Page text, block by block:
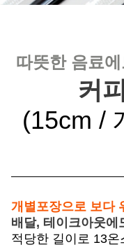
따뜻한 음료
커
(15cm /
개별포장으로 보다
배달, 테이크아웃에
적당한 길이로 13